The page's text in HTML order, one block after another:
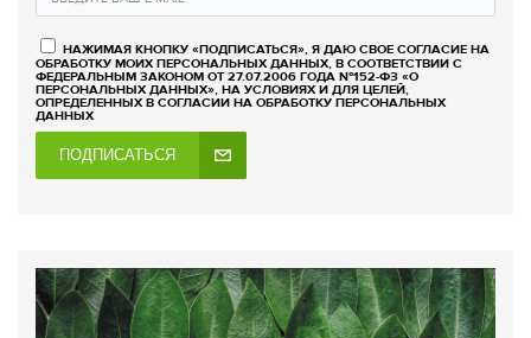
НАЖИМАЯ КНОПКУ «ПОДПИСАТЬСЯ», Я ДАЮ СВОЕ СОГЛАСИЕ НА
ОБРАБОТКУ МОИХ ПЕРСОНАЛЬНЫХ ДАННЫХ, В СООТВЕТСТВИИ С
ФЕДЕРАЛЬНЫМ ЗАКОНОМ ОТ 27.07.2006 ГОДА №152-ФЗ «О
ПЕРСОНАЛЬНЫХ ДАННЫХ», НА УСЛОВИЯХ И ДЛЯ ЦЕЛЕЙ,
ОПРЕДЕЛЕННЫХ В СОГЛАСИИ НА ОБРАБОТКУ ПЕРСОНАЛЬНЫХ
ДАННЫХ
ПОДПИСАТЬСЯ